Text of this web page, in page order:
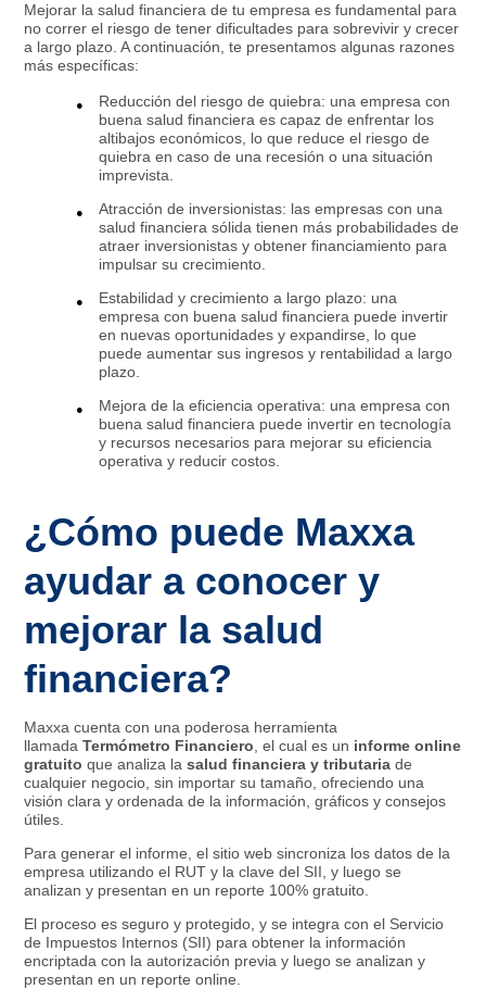
Mejorar la salud financiera de tu empresa es fundamental para
no correr el riesgo de tener dificultades para sobrevivir y crecer
a largo plazo. A continuación, te presentamos algunas razones
más específicas:
Reducción del riesgo de quiebra: una empresa con
buena salud financiera es capaz de enfrentar los
altibajos económicos, lo que reduce el riesgo de
quiebra en caso de una recesión o una situación
imprevista.
Atracción de inversionistas: las empresas con una
salud financiera sólida tienen más probabilidades de
atraer inversionistas y obtener financiamiento para
impulsar su crecimiento.
Estabilidad y crecimiento a largo plazo: una
empresa con buena salud financiera puede invertir
en nuevas oportunidades y expandirse, lo que
puede aumentar sus ingresos y rentabilidad a largo
plazo.
Mejora de la eficiencia operativa: una empresa con
buena salud financiera puede invertir en tecnología
y recursos necesarios para mejorar su eficiencia
operativa y reducir costos.
¿Cómo puede Maxxa
ayudar a conocer y
mejorar la salud
financiera?
Maxxa cuenta con una poderosa herramienta
llamada Termómetro Financiero , el cual es un informe online
gratuito que analiza la salud financiera y tributaria de
cualquier negocio, sin importar su tamaño, ofreciendo una
visión clara y ordenada de la información, gráficos y consejos
útiles.
Para generar el informe, el sitio web sincroniza los datos de la
empresa utilizando el RUT y la clave del SII, y luego se
analizan y presentan en un reporte 100% gratuito.
El proceso es seguro y protegido, y se integra con el Servicio
de Impuestos Internos (SII) para obtener la información
encriptada con la autorización previa y luego se analizan y
presentan en un reporte online.